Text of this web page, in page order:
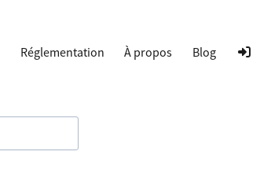
Réglementation À propos Blog